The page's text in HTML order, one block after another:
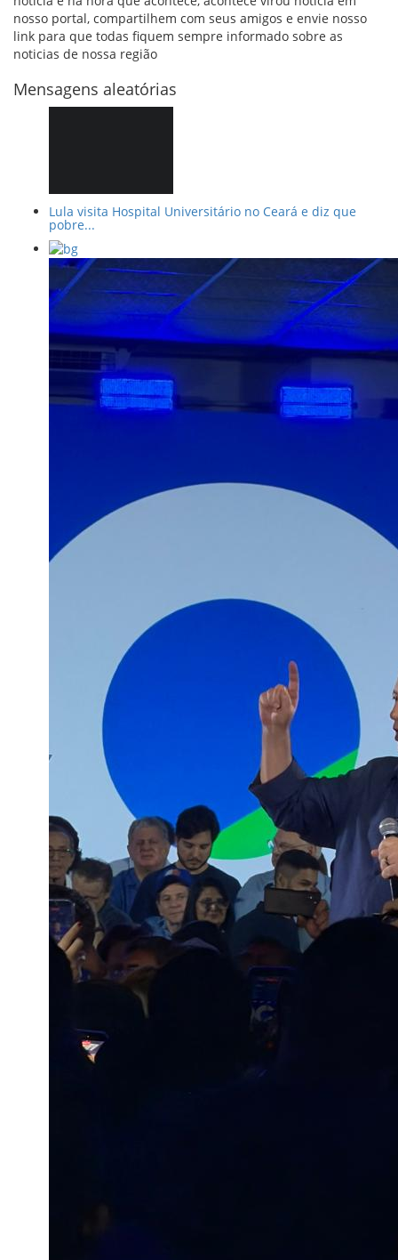
nosso portal, compartilhem com seus amigos e envie nosso
link para que todas fiquem sempre informado sobre as
noticias de nossa região
Mensagens aleatórias
Lula visita Hospital Universitário no Ceará e diz que
pobre...